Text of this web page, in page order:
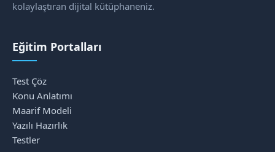
kolaylaştıran dijital kütüphaneniz.
Eğitim Portalları
Test Çöz
Konu Anlatımı
Maarif Modeli
Yazılı Hazırlık
Testler